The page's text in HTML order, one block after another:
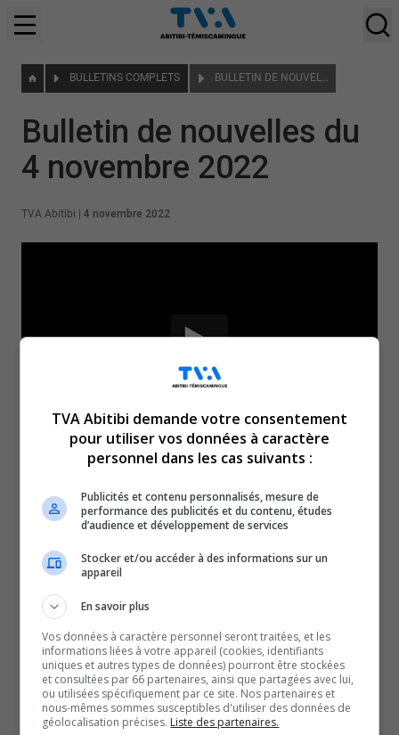
BULLETINS COMPLETS BULLETIN DE NOUVELLES DU 4 NOVEMBRE 2022
Bulletin de nouvelles du
4 novembre 2022
TVA Abitibi 4 novembre 2022
Du lundi au vendredi, nous vous offrons vos nouvelles
de l’Abitibi-Témiscamingue, grâce à des journalistes
chevronnés.
QUESTION DU JOUR
Commentaires
SOUTENIR NOS MÉDIAS, C’EST PROTÉGER NOTRE
CULTURE ET NOTRE ÉCONOMIE
TVA Abitibi demande votre consentement
pour utiliser vos données à caractère
personnel dans les cas suivants :
Publicités et contenu personnalisés, mesure de
performance des publicités et du contenu, études
d’audience et développement de services
Stocker et/ou accéder à des informations sur un
appareil
En savoir plus
Vos données à caractère personnel seront traitées, et les
informations liées à votre appareil (cookies, identifiants
uniques et autres types de données) pourront être stockées
et consultées par 66 partenaires, ainsi que partagées avec lui,
ou utilisées spécifiquement par ce site. Nos partenaires et
nous-mêmes sommes susceptibles d'utiliser des données de
géolocalisation précises. Liste des partenaires.